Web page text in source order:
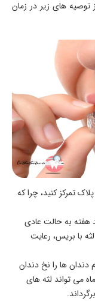
توصیه‌ های زیر در زمان
تمرکز کنید، چرا که
هفته به حالت عادی
با بریس، رعایت
دندان ‌ها را نخ دندان
می ‌تواند لثه‌ های